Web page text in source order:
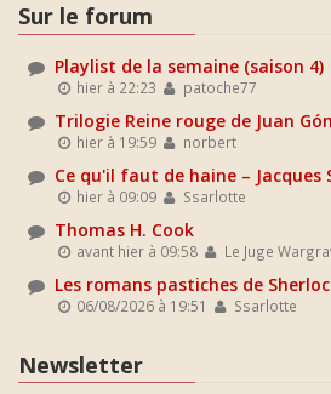
Sur le forum
Playlist de la semaine (saison 4)
hier à 22:23 patoche77
Trilogie Reine rouge de Juan
hier à 19:59 norbert
Ce qu'il faut de haine – Jacques
hier à 09:09 Ssarlotte
Thomas H. Cook
avant hier à 09:58 Le Juge
Les romans pastiches de
06/08/2026 à 19:51 Ssarlotte
Newsletter